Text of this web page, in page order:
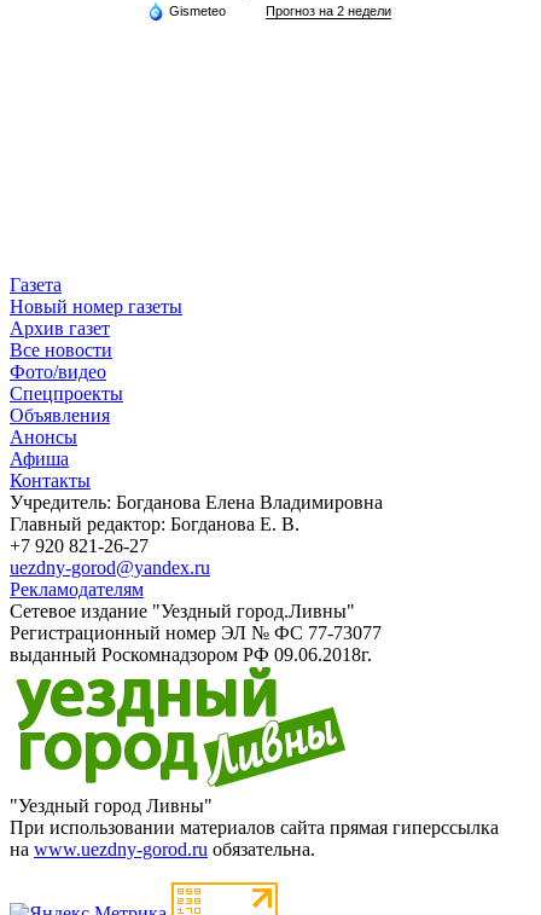
Gismeteo Прогноз на 2 недели
Газета
Новый номер газеты
Архив газет
Все новости
Фото/видео
Спецпроекты
Объявления
Анонсы
Афиша
Контакты
Учредитель: Богданова Елена Владимировна
Главный редактор: Богданова Е. В.
+7 920 821-26-27
uezdny-gorod@yandex.ru
Рекламодателям
Сетевое издание "Уездный город.Ливны"
Регистрационный номер ЭЛ № ФС 77-73077
выданный Роскомнадзором РФ 09.06.2018г.
"Уездный город Ливны"
При использовании материалов сайта прямая гиперссылка
на www.uezdny-gorod.ru обязательна.